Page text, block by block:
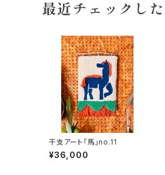
最近チェックし
干支アート「馬」no.11
¥36,000